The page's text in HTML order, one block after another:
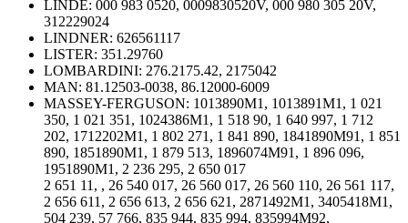
LINDE: 000 983 0520, 0009830520V, 000 980 305 20V,
312229024
LINDNER: 626561117
LISTER: 351.29760
LOMBARDINI: 276.2175.42, 2175042
MAN: 81.12503-0038, 86.12000-6009
MASSEY-FERGUSON: 1013890M1, 1013891M1, 1 021
350, 1 021 351, 1024386M1, 1 518 90, 1 640 997, 1 712
202, 1712202M1, 1 802 271, 1 841 890, 1841890M91, 1 851
890, 1851890M1, 1 879 513, 1896074M91, 1 896 096,
1951890M1, 2 236 295, 2 650 017
2 651 11, , 26 540 017, 26 560 017, 26 560 110, 26 561 117,
2 656 611, 2 656 613, 2 656 621, 2871492M1, 3405418M1,
504 239, 57 766, 835 944, 835 994, 835994M92,